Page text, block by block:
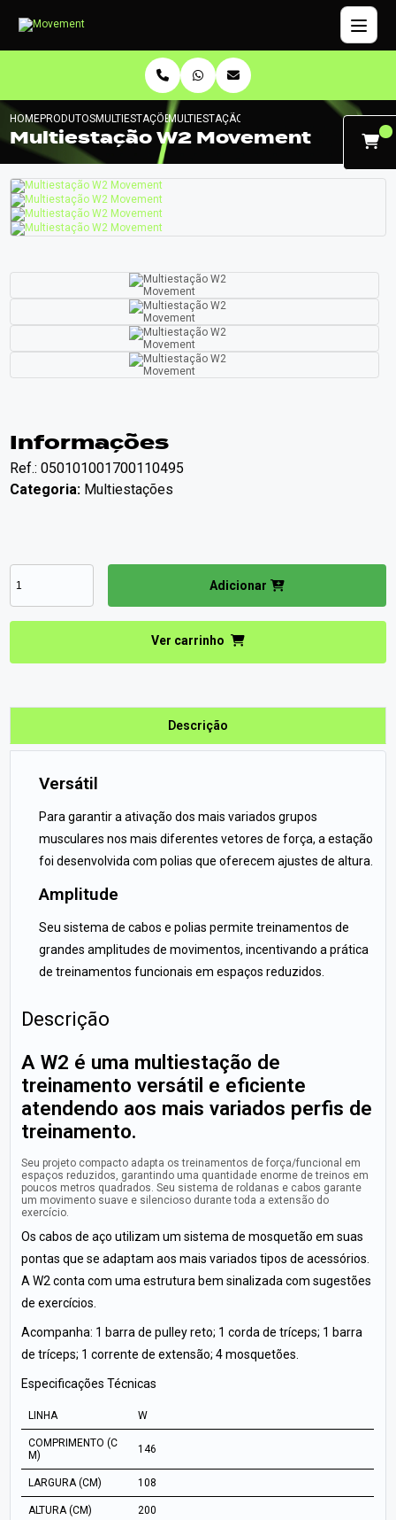
HOMEPRODUTOSMULTIESTAÇÕESMULTIESTAÇÃO W2 MOVEMENT
Multiestação W2 Movement
Informações
Ref.: 050101001700110495
Categoria: Multiestações
Adicionar
Ver carrinho
Descrição
Versátil
Para garantir a ativação dos mais variados grupos
musculares nos mais diferentes vetores de força, a estação
foi desenvolvida com polias que oferecem ajustes de altura.
Amplitude
Seu sistema de cabos e polias permite treinamentos de
grandes amplitudes de movimentos, incentivando a prática
de treinamentos funcionais em espaços reduzidos.
Descrição
A W2 é uma multiestação de
treinamento versátil e eficiente
atendendo aos mais variados perfis de
treinamento.
Seu projeto compacto adapta os treinamentos de força/funcional em
espaços reduzidos, garantindo uma quantidade enorme de treinos em
poucos metros quadrados. Seu sistema de roldanas e cabos garante
um movimento suave e silencioso durante toda a extensão do
exercício.
Os cabos de aço utilizam um sistema de mosquetão em suas
pontas que se adaptam aos mais variados tipos de acessórios.
A W2 conta com uma estrutura bem sinalizada com sugestões
de exercícios.
Acompanha: 1 barra de pulley reto; 1 corda de tríceps; 1 barra
de tríceps; 1 corrente de extensão; 4 mosquetões.
Especificações Técnicas
LINHA W
COMPRIMENTO (C
M)
146
LARGURA (CM) 108
ALTURA (CM) 200